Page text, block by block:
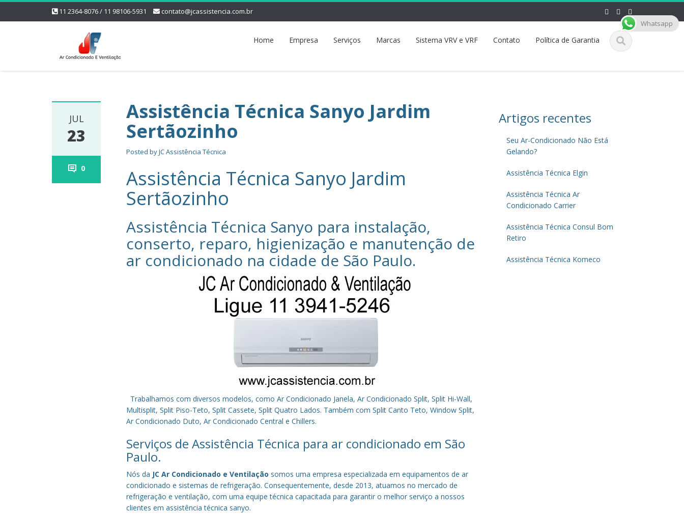
11 2364-8076 / 11 98106-5931 contato@jcassistencia.com.br
Home Empresa Serviços Marcas Sistema VRV e VRF Contato Política de Garantia
JUL
23
0
Assistência Técnica Sanyo Jardim
Sertãozinho
Posted byJC Assistência Técnica
Assistência Técnica Sanyo Jardim
Sertãozinho
Assistência Técnica Sanyo‎ para instalação,
conserto, reparo, higienização e manutenção de
ar condicionado na cidade de São Paulo.
Trabalhamos com diversos modelos, como Ar Condicionado Janela, Ar Condicionado Split, Split Hi-Wall,
Multisplit, Split Piso-Teto, Split Cassete, Split Quatro Lados. Também com Split Canto Teto, Window Split,
Ar Condicionado Duto, Ar Condicionado Central e Chillers.
Serviços de Assistência Técnica para ar condicionado em São
Paulo.
Nós da JC Ar Condicionado e Ventilação somos uma empresa especializada em equipamentos de ar
condicionado e sistemas de refrigeração. Consequentemente, desde 2013, atuamos no mercado de
refrigeração e ventilação, com uma equipe técnica capacitada para garantir o melhor serviço a nossos
clientes em assistência técnica sanyo.
Artigos recentes
Seu Ar-Condicionado Não Está
Gelando?
Assistência Técnica Elgin
Assistência Técnica Ar
Condicionado Carrier
Assistência Técnica Consul Bom
Retiro
Assistência Técnica Komeco
Whatsapp